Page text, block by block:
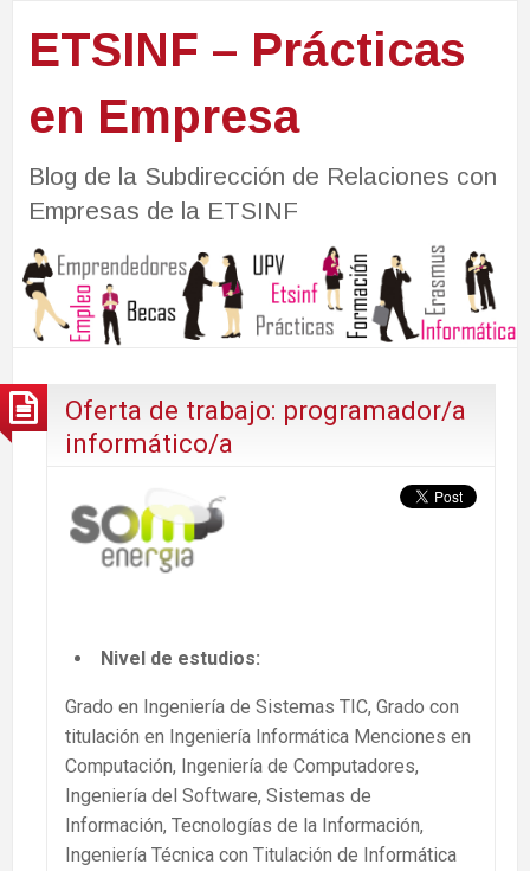
ETSINF – Prácticas
en Empresa
Blog de la Subdirección de Relaciones con
Empresas de la ETSINF
Oferta de trabajo: programador/a
informático/a
Nivel de estudios:
Grado en Ingeniería de Sistemas TIC, Grado con
titulación en Ingeniería Informática Menciones en
Computación, Ingeniería de Computadores,
Ingeniería del Software, Sistemas de
Información, Tecnologías de la Información,
Ingeniería Técnica con Titulación de Informática